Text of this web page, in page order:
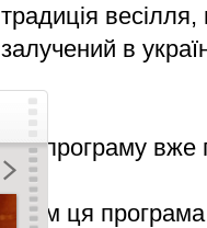
традиція
залучений в
Цю програму вже
"Всім ця